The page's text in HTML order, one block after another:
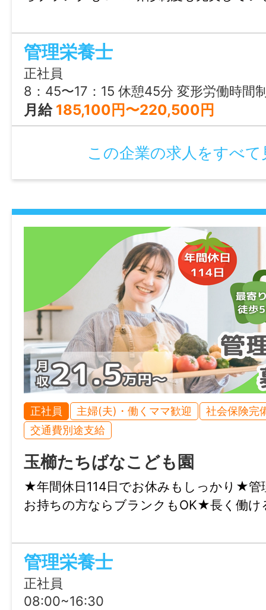
・固定残業代制：なし
情報公開日
2026/04/27 23:59
管理栄養士
正社員
8：45〜17：15 休憩45分 変形労働時間
月給 185,100円〜220,500円
この企業の求人をすべて
正社員 主婦(夫)・働くママ歓迎
社会保険完
交通費別途支給
玉櫛たちばなこども園
★年間休日114日でお休みもしっかり★管
お持ちの方ならブランクもOK★長く働
管理栄養士
正社員
08:00~16:30